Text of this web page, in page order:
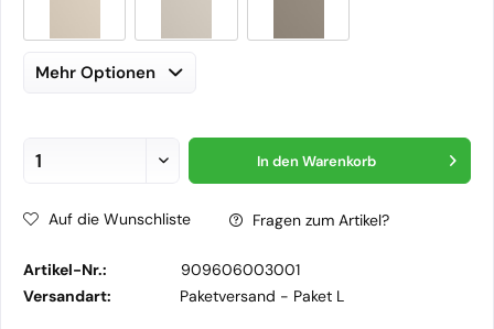
Mehr Optionen
In den Warenkorb
Auf die Wunschliste Fragen zum Artikel?
Artikel-Nr.:
909606003001
Versandart:
Paketversand - Paket L